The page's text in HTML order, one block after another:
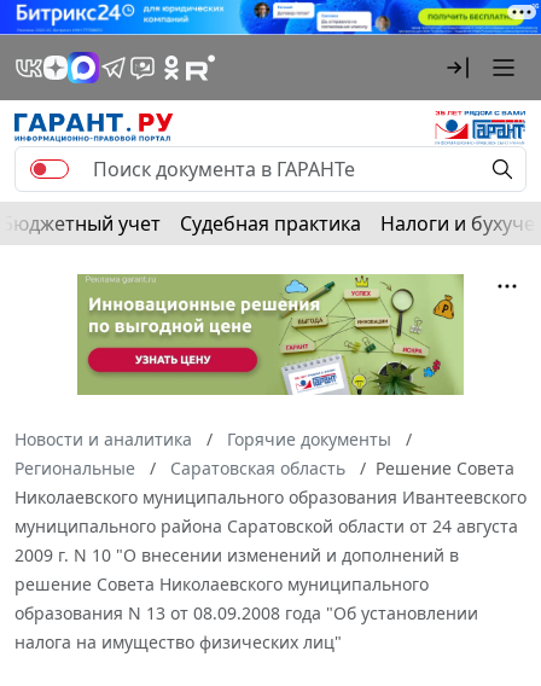
Бюджетный учет Судебная практика Налоги и
Новости и аналитика
Горячие документы
Региональные
Саратовская область
Решение Совета
Николаевского муниципального образования Ивантеевского
муниципального района Саратовской области от 24 августа
2009 г. N 10 "О внесении изменений и дополнений в
решение Совета Николаевского муниципального
образования N 13 от 08.09.2008 года "Об установлении
налога на имущество физических лиц"